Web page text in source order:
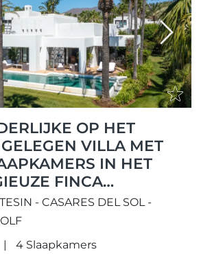
Next
OP HET
VILLA MET
IN HET
FINCA
RESORT.
- CASARES DEL SOL -
4 Slaapkamers